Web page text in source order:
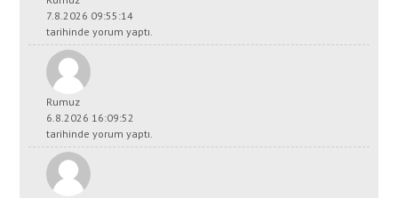
7.8.2026 09:55:14
tarihinde yorum yaptı.
Rumuz
6.8.2026 16:09:52
tarihinde yorum yaptı.